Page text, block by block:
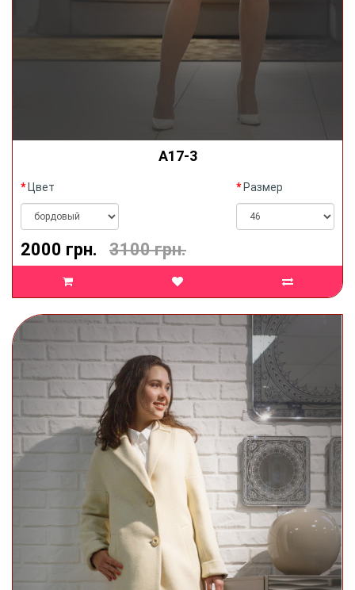
А17-3
Цвет Размер
2000 грн. 3100 грн.